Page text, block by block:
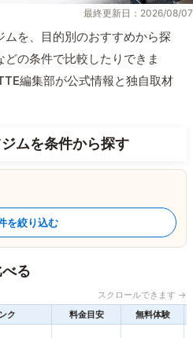
最終更新日：2026/08/07
を、目的別のおすすめから探
の条件で比較したりできま
編集部が公式情報と独自取材
ムを条件から探す
を絞り込む
る
スクロールできます →
ク 料金目安 無料体験